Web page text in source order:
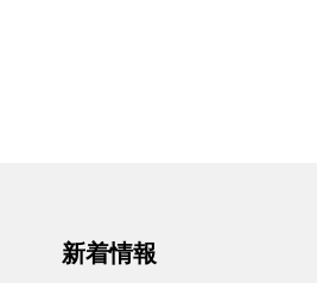
新着情報